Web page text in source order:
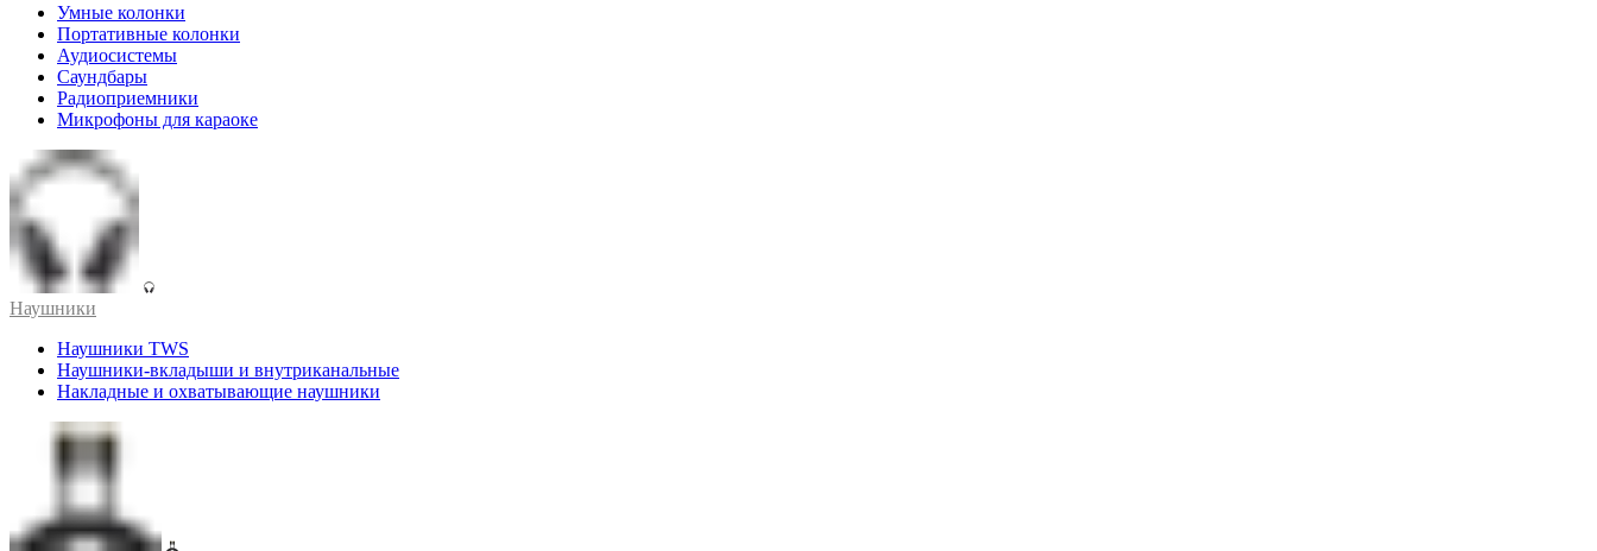
Умные колонки
Портативные колонки
Аудиосистемы
Саундбары
Радиоприемники
Микрофоны для караоке
Наушники
Наушники TWS
Наушники-вкладыши и внутриканальные
Накладные и охватывающие наушники